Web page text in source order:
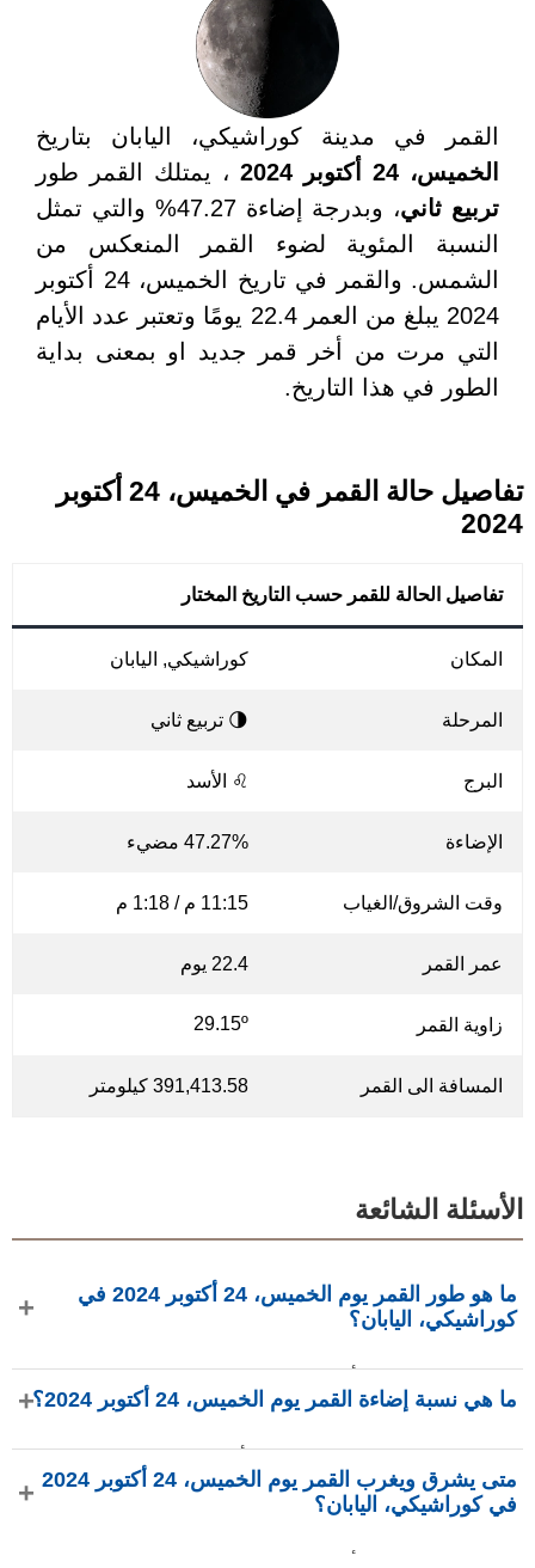
القمر في مدينة كوراشيكي، اليابان بتاريخ
الخميس، 24 أكتوبر 2024
، يمتلك القمر طور
تربيع ثاني
، وبدرجة إضاءة 47.27% والتي تمثل
النسبة المئوية لضوء القمر المنعكس من
الشمس. والقمر في تاريخ الخميس، 24 أكتوبر
2024 يبلغ من العمر 22.4 يومًا وتعتبر عدد الأيام
التي مرت من أخر قمر جديد او بمعنى بداية
الطور في هذا التاريخ.
تفاصيل حالة القمر في الخميس، 24 أكتوبر
2024
تفاصيل الحالة للقمر حسب التاريخ المختار
المكان كوراشيكي, اليابان
المرحلة 🌗 تربيع ثاني
البرج ♌ الأسد
الإضاءة 47.27% مضيء
وقت الشروق/الغياب 11:15 م / 1:18 م
عمر القمر 22.4 يوم
زاوية القمر 29.15º
المسافة الى القمر 391,413.58 كيلومتر
الأسئلة الشائعة
ما هو طور القمر يوم الخميس، 24 أكتوبر 2024 في
كوراشيكي، اليابان؟
في طور تربيع ثاني بإضاءة 47.27%، عمره 22.4 يومًا، ويقع في
ما هي نسبة إضاءة القمر يوم الخميس، 24 أكتوبر 2024؟
وفقًا لـ phasesmoon.com.
متى يشرق ويغرب القمر يوم الخميس، 24 أكتوبر 2024
في كوراشيكي، اليابان؟